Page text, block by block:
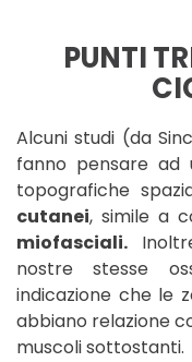
PUNTI
Alcuni studi (da
fanno pensare ad
topografiche
cutanei, simile a
miofasciali.
nostre stesse
indicazione che le
abbiano relazione
muscoli sottostanti.